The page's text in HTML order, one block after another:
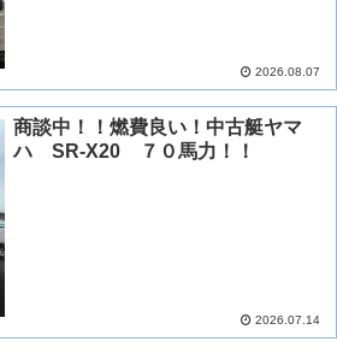
2026.08.07
商談中！！燃費良い！中古艇ヤマ
ハ SR-X20 ７０馬力！！
2026.07.14